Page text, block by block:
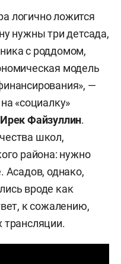
логично ложится
нужны три детсада,
с роддомом,
модель
—
«социалку»
Ирек Файзуллин.
школ,
района: нужно
Асадов, однако,
вроде как
к сожалению,
трансляции.